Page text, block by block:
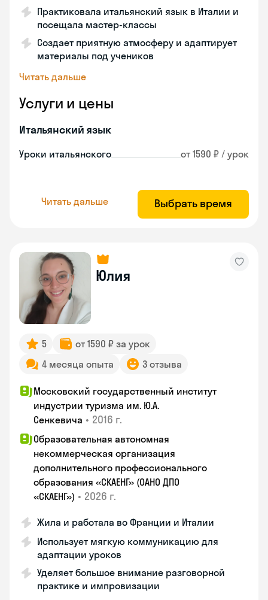
Практиковала итальянский язык в Италии и
посещала мастер-классы
Создает приятную атмосферу и адаптирует
материалы под учеников
Читать дальше
Услуги и цены
Итальянский язык
Уроки итальянского от 1590 ₽ / урок
Читать дальше Выбрать время
Юлия
5
от 1590 ₽ за урок
4 месяца опыта
3 отзыва
Московский государственный институт
индустрии туризма им. Ю.А.
Сенкевича • 2016 г.
Образовательная автономная
некоммерческая организация
дополнительного профессионального
образования «СКАЕНГ» (ОАНО ДПО
«СКАЕНГ») • 2026 г.
Жила и работала во Франции и Италии
Использует мягкую коммуникацию для
адаптации уроков
Уделяет большое внимание разговорной
практике и импровизации